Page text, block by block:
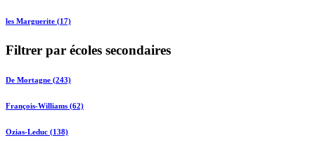
les Marguerite (17)
Filtrer par écoles secondaires
De Mortagne (243)
François-Williams (62)
Ozias-Leduc (138)